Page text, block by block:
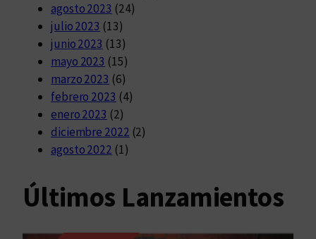
agosto 2023 (24)
julio 2023 (13)
junio 2023 (13)
mayo 2023 (15)
marzo 2023 (6)
febrero 2023 (4)
enero 2023 (2)
diciembre 2022 (2)
agosto 2022 (1)
Últimos Lanzamientos